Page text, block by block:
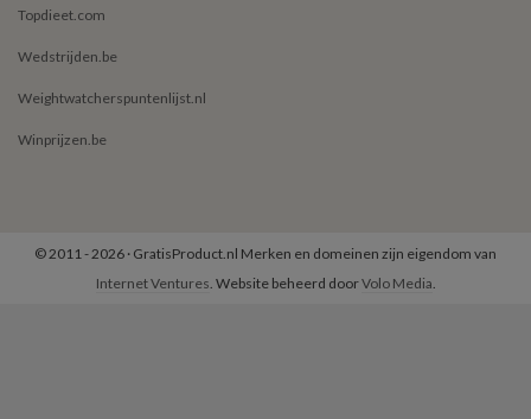
Topdieet.com
Wedstrijden.be
Weightwatcherspuntenlijst.nl
Winprijzen.be
© 2011 - 2026 · GratisProduct.nl Merken en domeinen zijn eigendom van
Internet Ventures. Website beheerd doorVolo Media.